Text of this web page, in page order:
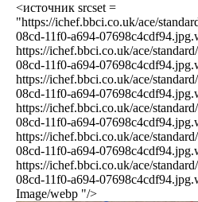
<источник srcset =
"https://ichef.bbci.co.uk/ace/
08cd-11f0-a694-
https://ichef.bbci.co.uk/ace/
08cd-11f0-a694-
https://ichef.bbci.co.uk/ace/
08cd-11f0-a694-
https://ichef.bbci.co.uk/ace/
08cd-11f0-a694-
https://ichef.bbci.co.uk/ace/
08cd-11f0-a694-
https://ichef.bbci.co.uk/ace/
08cd-11f0-a694-
Image/webp "/>